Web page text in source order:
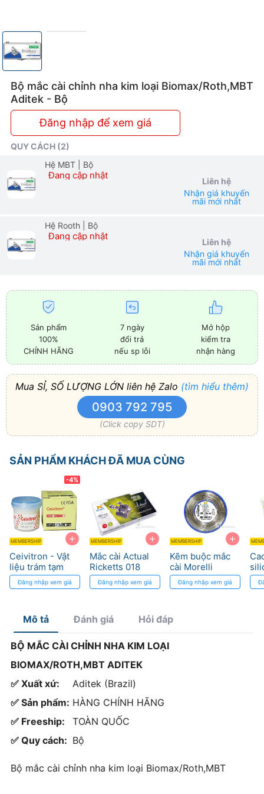
Bộ mắc cài chỉnh nha kim loại Biomax/Roth,MBT
Aditek - Bộ
Đăng nhập để xem giá
QUY CÁCH (2)
Hệ MBT
| Bộ
Đang cập nhật
Liên hệ
Nhận giá khuyến
mãi mới nhất
Hệ Rooth | Bộ
Đang cập nhật
Liên hệ
Nhận giá khuyến
mãi mới nhất
Sản phẩm
100%
CHÍNH HÃNG
7 ngày
đổi trả
nếu sp lỗi
Mở hộp
kiểm tra
nhận hàng
Mua SỈ, SỐ LƯỢNG LỚN liên hệ Zalo (tìm hiểu thêm)
0903 792 795
(Click copy SDT)
SẢN PHẨM KHÁCH ĐÃ MUA CÙNG
+
-4%
MEMBERSHIP
Ceivitron - Vật
liệu trám tạm
tháo gỡ dễ dàng
Đăng nhập xem giá
+
MEMBERSHIP
Mắc cài Actual
Ricketts 018
Hook 3,4,5
Morelli
Đăng nhập xem giá
+
MEMBERSHIP
Kẽm buộc mắc
cài Morelli
Đăng nhập xem giá
xé
Mô tả Đánh giá Hỏi đáp
BỘ MẮC CÀI CHỈNH NHA KIM LOẠI
BIOMAX/ROTH,MBT ADITEK
✅ Xuất xứ:
Aditek (Brazil)
✅ Sản phẩm: HÀNG CHÍNH HÃNG
✅ Freeship:
TOÀN QUỐC
✅ Quy cách: Bộ
Bộ mắc cài chỉnh nha kim loại Biomax/Roth,MBT